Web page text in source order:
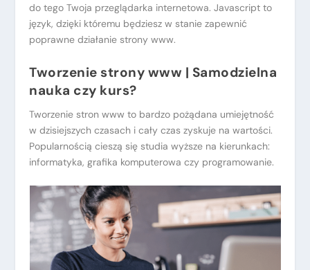
do tego Twoja przeglądarka internetowa. Javascript to
język, dzięki któremu będziesz w stanie zapewnić
poprawne działanie strony www.
Tworzenie strony www | Samodzielna
nauka czy kurs?
Tworzenie stron www to bardzo pożądana umiejętność
w dzisiejszych czasach i cały czas zyskuje na wartości.
Popularnością cieszą się studia wyższe na kierunkach:
informatyka, grafika komputerowa czy programowanie.